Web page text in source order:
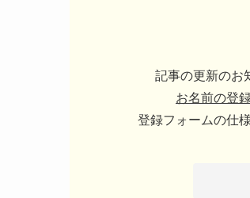
記事の更新のお
お名前の登
登録フォームの仕